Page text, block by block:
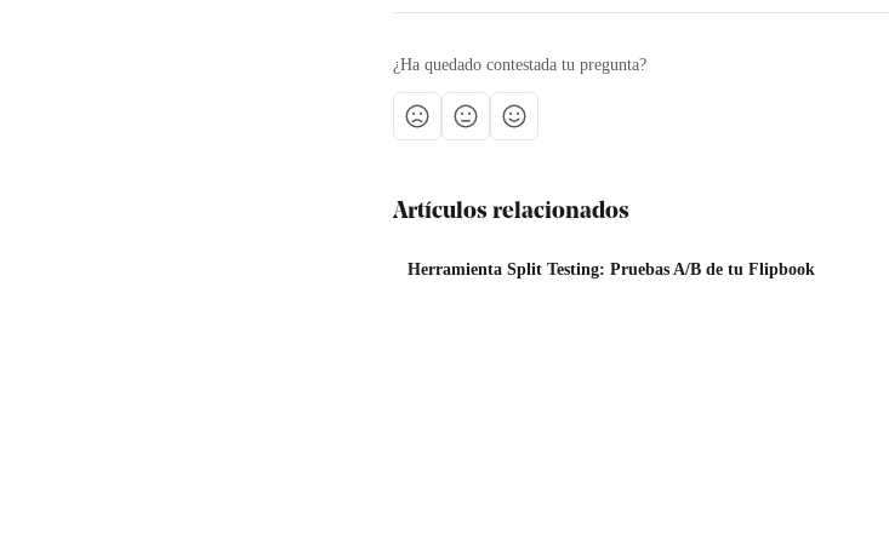
¿Ha quedado contestada tu pregunta?
Artículos relacionados
Herramienta Split Testing: Pruebas A/B de tu Flipbook